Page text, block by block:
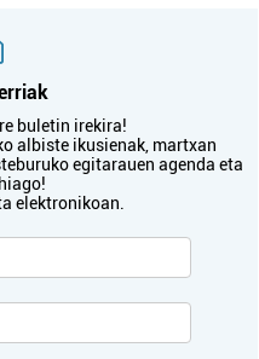
buletin irekira!
albiste ikusienak, martxan
egitarauen agenda eta
elektronikoan.